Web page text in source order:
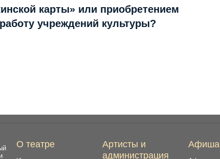
карты» или приобретением
учреждений культуры?
О театре
Артисты и
администрация
Афиша